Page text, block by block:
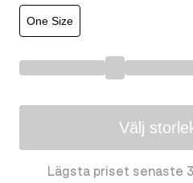
One Size
Välj
Lägsta priset senaste